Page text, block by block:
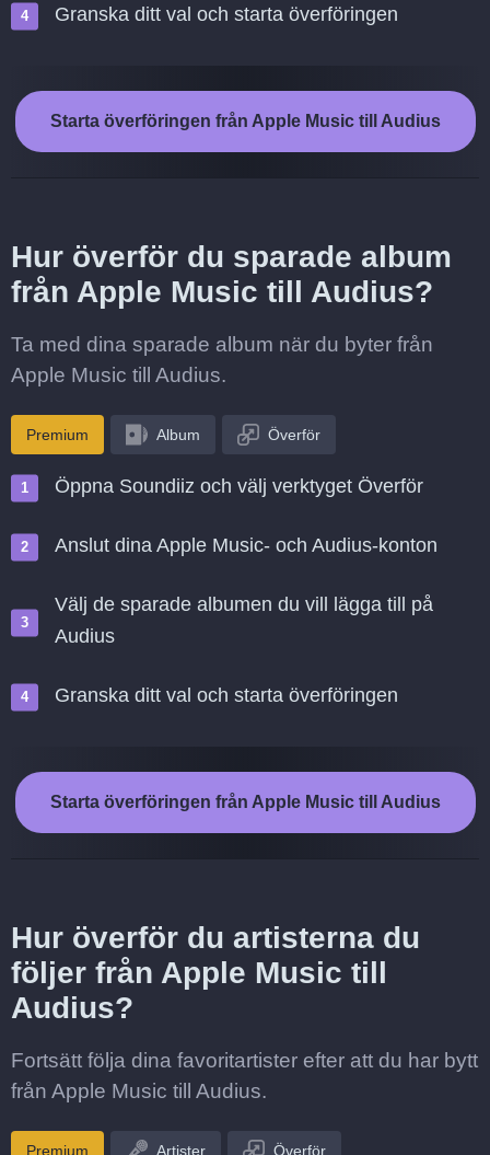
Granska ditt val och starta överföringen
Starta överföringen från Apple Music till Audius
Hur överför du sparade album
från Apple Music till Audius?
Ta med dina sparade album när du byter från
Apple Music till Audius.
Premium Album Överför
Öppna Soundiiz och välj verktyget Överför
Anslut dina Apple Music- och Audius-konton
Välj de sparade albumen du vill lägga till på
Audius
Granska ditt val och starta överföringen
Starta överföringen från Apple Music till Audius
Hur överför du artisterna du
följer från Apple Music till
Audius?
Fortsätt följa dina favoritartister efter att du har bytt
från Apple Music till Audius.
Premium Artister Överför